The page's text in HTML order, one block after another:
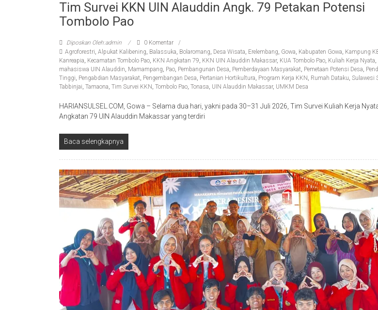
Tim Survei KKN UIN Alauddin Angk. 79 Petakan Potensi
Tombolo Pao
Diposkan Oleh:admin
0 Komentar
Agroforestri, Alpukat Kalibening, Balassuka, Bolaromang, Desa Wisata, Erelembang, Gowa, Kabupaten Gowa, Kampung
Kanreapia, Kecamatan Tombolo Pao, KKN Angkatan 79, KKN UIN Alauddin Makassar, KUA Tombolo Pao, Kuliah Kerja Nyata,
mahasiswa UIN Alauddin, Mamampang, Pao, Pembangunan Desa, Pemberdayaan Masyarakat, Pemetaan Potensi Desa,
Tinggi, Pengabdian Masyarakat, Pengembangan Desa, Pertanian Hortikultura, Program Kerja KKN , Rumah Dataku, Sulawesi
Tabbinjai, Tamaona, Tim Survei KKN , Tombolo Pao, Tonasa, UIN Alauddin Makassar, UMKM Desa
HARIANSULSEL.COM, Gowa – Selama dua hari, yakni pada 30–31 Juli 2026, Tim Survei Kuliah Kerja
Angkatan 79 UIN Alauddin Makassar yang terdiri
Baca selengkapnya